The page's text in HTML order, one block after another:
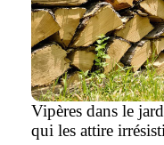
Vipères dans le
qui les attire